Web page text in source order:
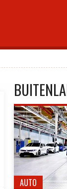
AUTO